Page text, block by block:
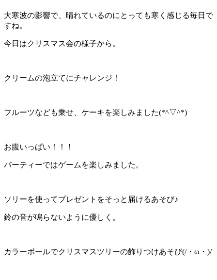
大寒波の影響で、晴れているのにとっても寒く感じる毎日で
すね。
今日はクリスマス会の様子から。
クリームの泡立てにチャレンジ！
フルーツなども乗せ、ケーキを楽しみました(*^▽^*)
お腹いっぱい！！！
パーティーではゲームを楽しみました。
ソリーを使ってプレゼントをそっと届けるあそび♪
鈴の音が鳴らないように優しく。
カラーボールでクリスマスツリーの飾りつけあそび(/・ω・)/